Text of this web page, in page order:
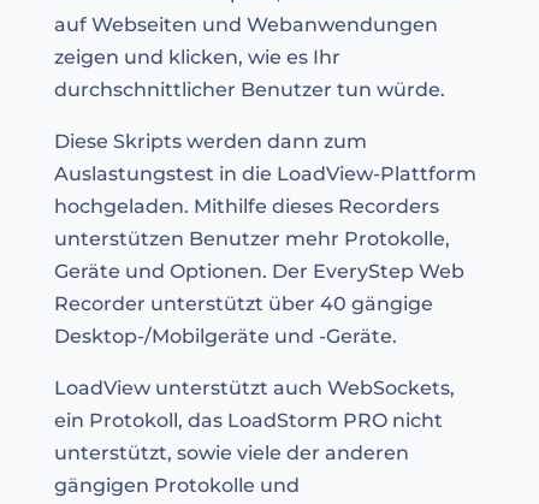
auf Webseiten und Webanwendungen
zeigen und klicken, wie es Ihr
durchschnittlicher Benutzer tun würde.
Diese Skripts werden dann zum
Auslastungstest in die LoadView-Plattform
hochgeladen. Mithilfe dieses Recorders
unterstützen Benutzer mehr Protokolle,
Geräte und Optionen. Der EveryStep Web
Recorder unterstützt über 40 gängige
Desktop-/Mobilgeräte und -Geräte.
LoadView unterstützt auch WebSockets,
ein Protokoll, das LoadStorm PRO nicht
unterstützt, sowie viele der anderen
gängigen Protokolle und